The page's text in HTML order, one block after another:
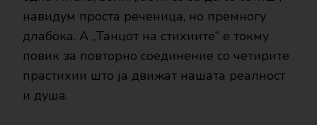
навидум проста реченица, но премногу
длабока. А „Танцот на стихиите“ е токму
повик за повторно соединение со четирите
прастихии што ја движат нашата реалност
и душа.